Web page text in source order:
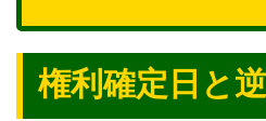
権利確定日と